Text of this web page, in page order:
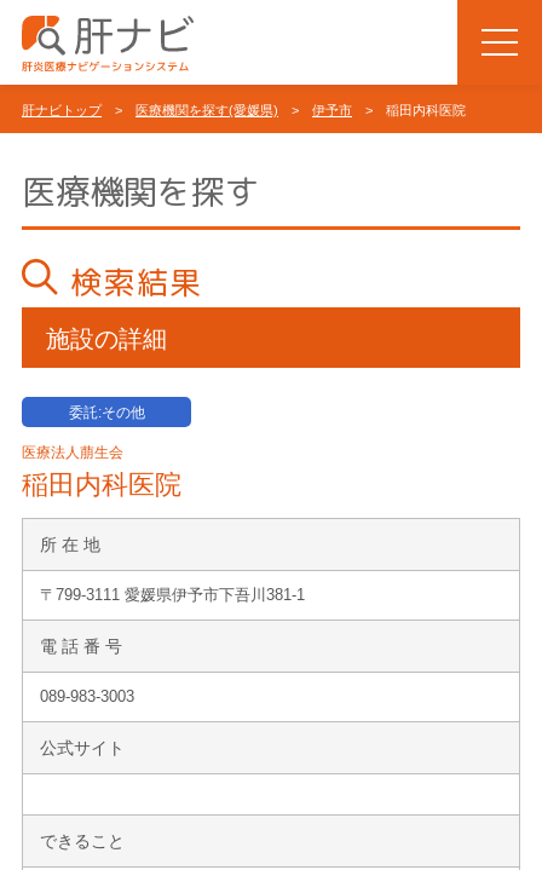
肝ナビトップ> 医療機関を探す(愛媛県) > 伊予市 > 稲田内科医院
医療機関を探す
検索結果
施設の詳細
委託:その他
医療法人萠生会
稲田内科医院
所 在 地
〒799-3111 愛媛県伊予市下吾川381-1
電 話 番 号
089-983-3003
公式サイト
できること